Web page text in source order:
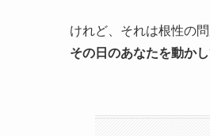
けれど、それは根性の
その日のあなたを動か